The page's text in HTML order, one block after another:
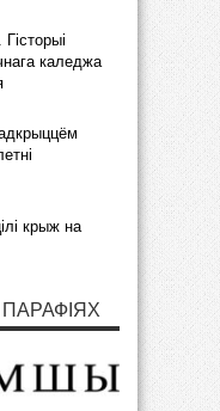
каледжа
крыж на